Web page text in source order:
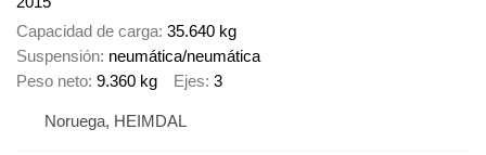
Capacidad de carga 35.640 kg
Suspensión neumática/neumática
Peso neto 9.360 kg Ejes 3
Noruega, HEIMDAL